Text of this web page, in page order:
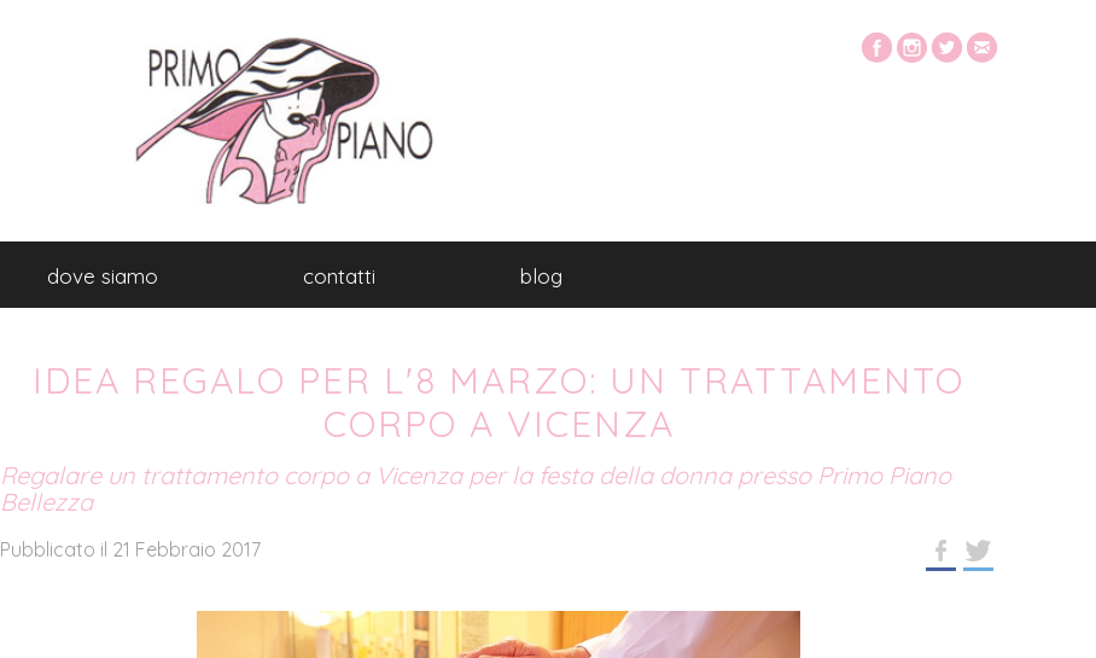
dove siamo contatti blog
IDEA REGALO PER L'8 MARZO: UN TRATTAMENTO
CORPO A VICENZA
Regalare un trattamento corpo a Vicenza per la festa della donna presso Primo Piano
Bellezza
Pubblicato il 21 Febbraio 2017